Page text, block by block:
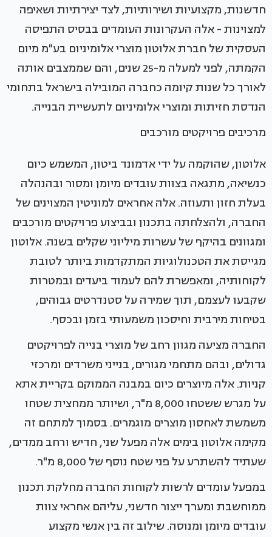
חדשנות, מקצועיות ושירותיות, לצד יצירתיות ושאיפה
למצוינות - אלה העקרונות העומדים בבסיס התפיסה
העסקית של חברת אלוטון מוצרי אלומיניום בע"מ מיום
הקמתה, לפני למעלה מ-25 שנים, והם שממצבים אותה
לאורך כל שנות קיומה כחברה המובילה בישראל בתחומי
הנדסת חזיתות ומוצרי אלומיניום לתעשיית הבנייה.
מרכיבים פרויקטים מורכבים
אלוטון, שהוקמה על ידי אדמונד ביטון, המשמש כיום
כנשיאה, מתגאה בצוות עובדים מיומן ומסור ובהנהלה
בעלת חזון ותעוזה. אלה אחראים למוניטין המצוינים של
החברה, ולהצלחתה בתכנון ובביצוע פרויקטים מורכבים
ומגוונים בהיקף של עשרות מיליוני שקלים בשנה. אלוטון
מגייסת את הטכנולוגיות המתקדמות ביותר לטובת
לקוחותיה, ומאפשרת להם לעמוד ביעדים ובמטרות
שקבעו לעצמם, תוך שמירה על סטנדרטים גבוהים,
בטיחות מירבית וחיסכון משמעותי בזמן ובכסף.
החברה מציעה מגוון רחב של מוצרי בנייה לפרויקטים
גדולים, ובהם מתחמי מגורים, בנייני משרדים ומרכזי
קניות. אלה מיוצרים כיום במבנה הממוקם בקריית אתא
על מגרש ששטחו 8,000 מ"ר, ושיותר ממחצית שטחו
משמשת לאחסון מוצרים מוגמרים. בסמוך למתחם זה
מקימה אלוטון בימים אלה מפעל שני, חדיש ורחב ממדים,
שעתיד להשתרע על פני שטח נוסף של 8,000 מ"ר.
במפעל עומדים לרשות לקוחות החברה מחלקת תכנון
ממוחשבת ומערך ייצור חדשני, עליהם אחראי צוות
עובדים מיומן ומנוסה. שילוב זה בין אנשי מקצוע